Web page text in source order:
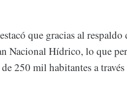
que gracias al
Nacional Hídrico, lo que
250 mil habitantes a